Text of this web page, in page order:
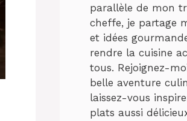
parallèle de mon
cheffe, je partage
et idées
rendre la cuisine
tous. Rejoignez-
belle aventure
laissez-vous
plats aussi